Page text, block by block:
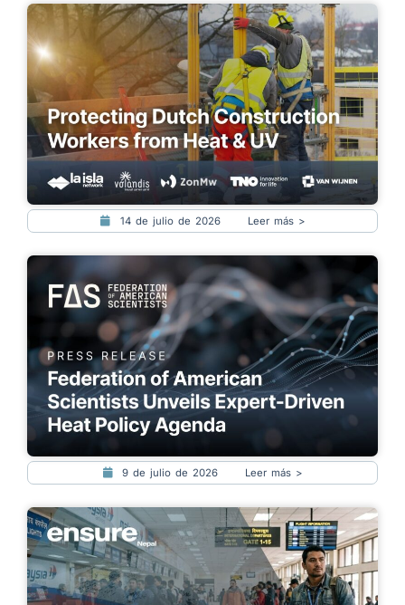
14 de julio de 2026 Leer más >
9 de julio de 2026 Leer más >